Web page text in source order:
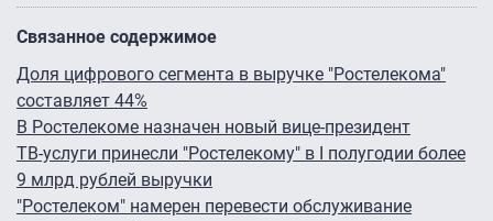
Связанное содержимое
Доля цифрового сегмента в выручке "Ростелекома"
составляет 44%
В Ростелекоме назначен новый вице-президент
ТВ-услуги принесли "Ростелекому" в I полугодии более
9 млрд рублей выручки
"Ростелеком" намерен перевести обслуживание